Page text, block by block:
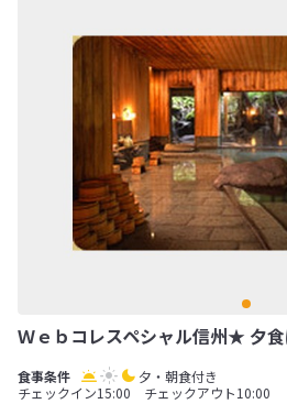
Ｗｅｂコレスペシャル信州★ 夕
夕・朝食付き
チェックイン15:00 チェックアウト10:00